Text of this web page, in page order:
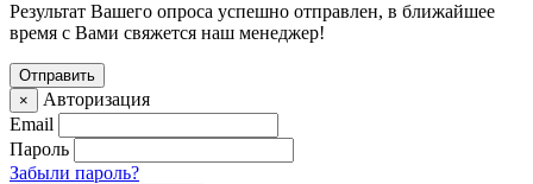
Результат Вашего опроса успешно отправлен, в ближайшее
время с Вами свяжется наш менеджер!
×
Авторизация
Email
Пароль
Забыли пароль?